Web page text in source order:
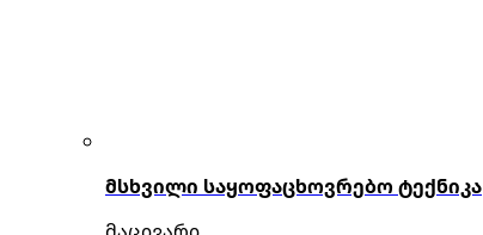
მსხვილი საყოფაცხოვრებო ტექნიკა